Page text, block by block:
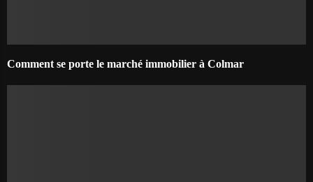
Comment se porte le marché immobilier à Colmar